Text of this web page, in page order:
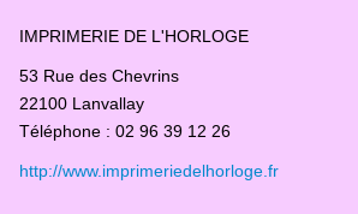
IMPRIMERIE DE L'HORLOGE
53 Rue des Chevrins
22100 Lanvallay
Téléphone : 02 96 39 12 26
http://www.imprimeriedelhorloge.fr